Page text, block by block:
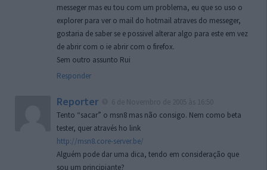
messeger mas eu tou com um problema, eu que so uso o
explorer para ver o mail do hotmail atraves do messeger,
gostaria de saber se e possivel alterar algo para este em vez
de abrir com o ie abrir com o firefox.
Sem outro assunto Rui
Responder
Reporter
Tento “sacar” o msn8 mas não consigo. Nem como beta
tester, quer através ho link
http://msn8.core-server.be/
Alguém pode dar uma dica, tendo em consideração que
sou um principiante?